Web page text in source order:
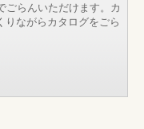
ごらんいただけます。カ
りながらカタログをごら